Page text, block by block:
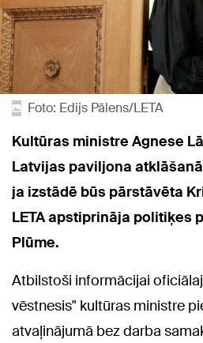
Foto: Edijs Pālens/LETA
Kultūras ministre Agnese
Latvijas paviljona
ja izstādē būs pārstāvēta
LETA apstiprināja politiķes
Plūme.
Atbilstoši informācijai
vēstnesis" kultūras ministre
atvaļinājumā bez darba